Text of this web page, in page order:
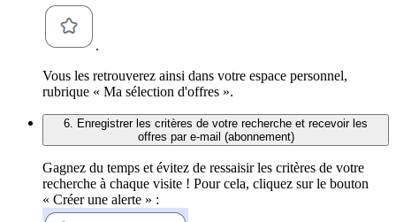
.
Vous les retrouverez ainsi dans votre espace personnel,
rubrique « Ma sélection d'offres ».
6. Enregistrer les critères de votre recherche et recevoir les
offres par e-mail (abonnement)
Gagnez du temps et évitez de ressaisir les critères de votre
recherche à chaque visite ! Pour cela, cliquez sur le bouton
« Créer une alerte » :